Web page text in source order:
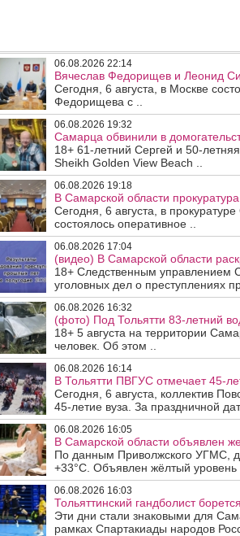
06.08.2026 22:14
Вячеслав Федорищев и Леонид
Сегодня, 6 августа, в Москве
Федорищева с ..
06.08.2026 19:32
Самарца обвинили в
18+ 61-летний Сергей и 50-
Sheikh Golden View Beach ..
06.08.2026 19:18
В Самарской области
Сегодня, 6 августа, в
состоялось оперативное ..
06.08.2026 17:04
(видео) В Самарской области
18+ Следственным управлением
уголовных дел о преступлениях
06.08.2026 16:32
(фото) Под Тольятти 83-летний
18+ 5 августа на территории
человек. Об этом ..
06.08.2026 16:14
В Тольятти ПВГУС отмечает 45-
Сегодня, 6 августа, коллектив
45-летие вуза. За праздничной
06.08.2026 16:05
В Самарской области объявлен
По данным Приволжского УГМС,
+33°C. Объявлен жёлтый уровень ..
06.08.2026 16:03
Тольяттинский гандболист
Эти дни стали знаковыми для
рамках Спартакиады народов